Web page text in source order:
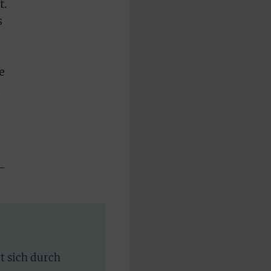
sich durch